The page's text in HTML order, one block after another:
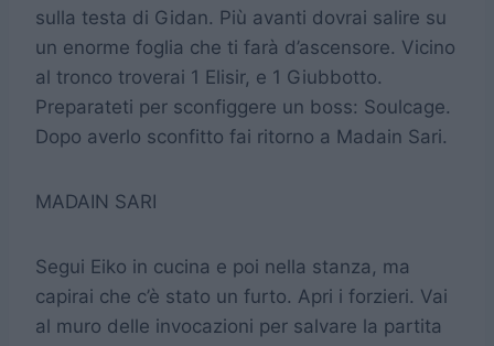
sulla testa di Gidan. Più avanti dovrai salire su
un enorme foglia che ti farà d’ascensore. Vicino
al tronco troverai 1 Elisir, e 1 Giubbotto.
Preparateti per sconfiggere un boss: Soulcage.
Dopo averlo sconfitto fai ritorno a Madain Sari.
MADAIN SARI
Segui Eiko in cucina e poi nella stanza, ma
capirai che c’è stato un furto. Apri i forzieri. Vai
al muro delle invocazioni per salvare la partita